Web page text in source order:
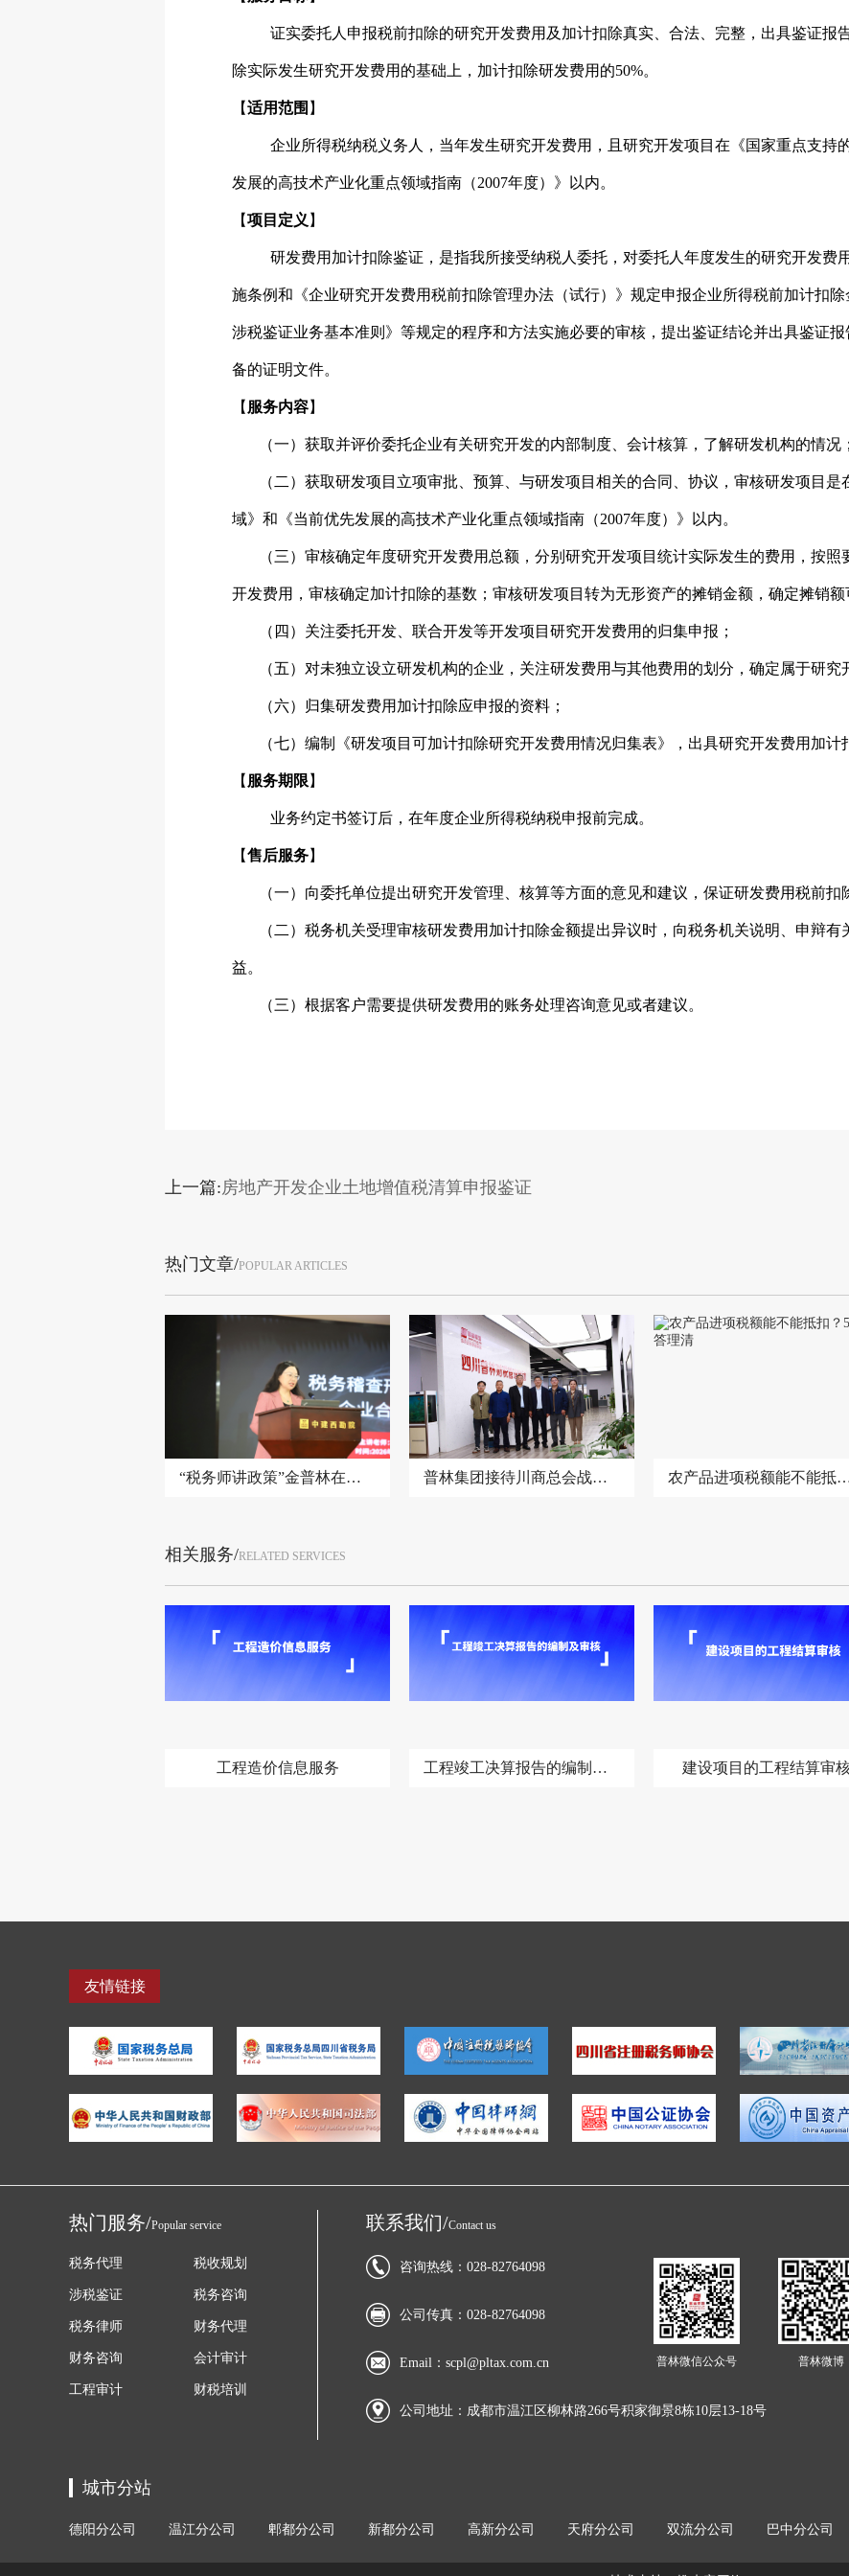
证实委托人申报税前扣除的研究开发费用及加计扣除真实、合法、完整，出具鉴证报
除实际发生研究开发费用的基础上，加计扣除研发费用的50%。
【适用范围 】
企业所得税纳税义务人，当年发生研究开发费用，且研究开发项目在《国家重点支持
发展的高技术产业化重点领域指南（2007年度）》以内。
【项目定义 】
研发费用加计扣除鉴证，是指我所接受纳税人委托，对委托人年度发生的研究开发费
施条例和《企业研究开发费用税前扣除管理办法（试行）》规定申报企业所得税前加计扣
涉税鉴证业务基本准则》等规定的程序和方法实施必要的审核，提出鉴证结论并出具鉴证
备的证明文件。
【 服务内容】
（一）获取并评价委托企业有关研究开发的内部制度、会计核算，了解研发机构的情况；
（二）获取研发项目立项审批、预算、与研发项目相关的合同、协议，审核研发项目
域》和《当前优先发展的高技术产业化重点领域指南（2007年度）》以内。
（三）审核确定年度研究开发费用总额，分别研究开发项目统计实际发生的费用，按
开发费用，审核确定加计扣除的基数；审核研发项目转为无形资产的摊销金额，确定摊销额
（四）关注委托开发、联合开发等开发项目研究开发费用的归集申报；
（五）对未独立设立研发机构的企业，关注研发费用与其他费用的划分，确定属于研究
（六）归集研发费用加计扣除应申报的资料；
（七）编制《研发项目可加计扣除研究开发费用情况归集表》，出具研究开发费用加计
【 服务期限 】
业务约定书签订后，在年度企业所得税纳税申报前完成。
【售后服务】
（一）向委托单位提出研究开发管理、核算等方面的意见和建议，保证研发费用税前扣
（二）税务机关受理审核研发费用加计扣除金额提出异议时，向税务机关说明、申辩
益。
（三）根据客户需要提供研发费用的账务处理咨询意见或者建议。
上一篇:房地产开发企业土地增值税清算申报鉴证
热门文章/POPULAR ARTICLES
“税务师讲政策”金普林在行动 | 走进西南勘察设计院 普林集团接待川商总会战略研究院交流洽谈 农产品进项税额能不能抵扣
相关服务/RELATED SERVICES
工程造价信息服务 工程竣工决算报告的编制及审核 建设项目的工程结算审
友情链接
热门服务/Popular service
税务代理 税收规划
涉税鉴证 税务咨询
税务律师 财务代理
财务咨询 会计审计
工程审计 财税培训
联系我们/Contact us
咨询热线：028-82764098
公司传真：028-82764098
Email：scpl@pltax.com.cn
公司地址：成都市温江区柳林路266号积家御景8栋10层13-18号
普林微信公众号 普林微博
城市分站
德阳分公司 温江分公司 郫都分公司 新都分公司 高新分公司 天府分公司 双流分公司 巴中分公司